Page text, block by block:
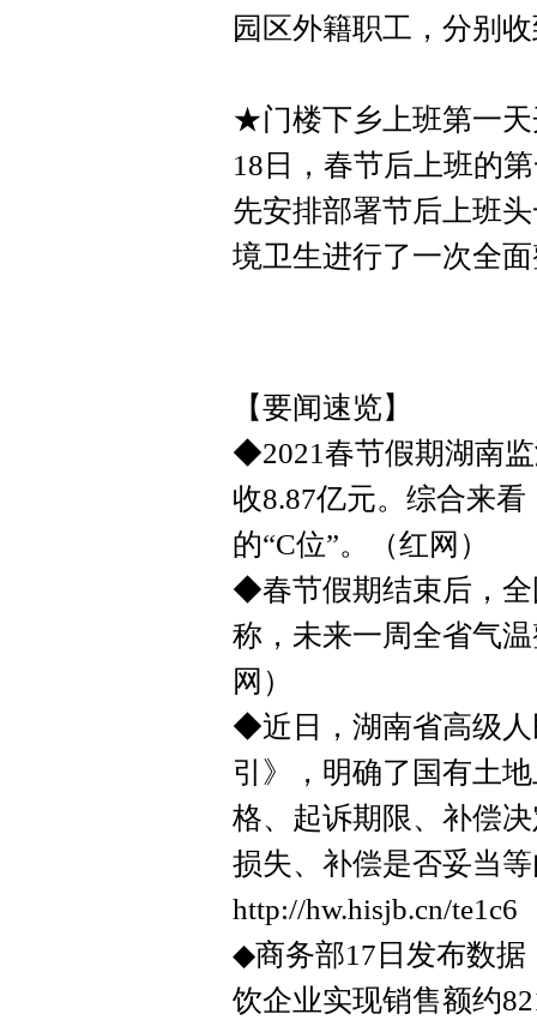
园区外籍职工，分别
★门楼下乡上班第一
18日，春节后上班的
先安排部署节后上班
境卫生进行了一次全
【要闻速览】
◆2021春节假期湖南
收8.87亿元。综合来
的“C位”。（红网）
◆春节假期结束后，全
称，未来一周全省气
网）
◆近日，湖南省高级
引》，明确了国有土
格、起诉期限、补偿
损失、补偿是否妥当
http://hw.hisjb.cn/te1c6
◆商务部17日发布数据
饮企业实现销售额约